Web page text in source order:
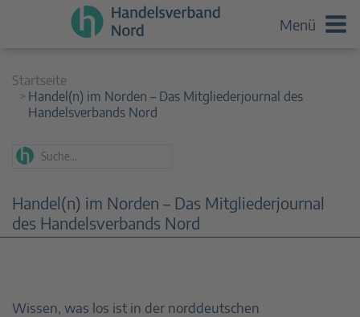
Menü
Startseite
Handel(n) im Norden – Das Mitgliederjournal des
Handelsverbands Nord
Handel(n) im Norden – Das Mitgliederjournal
des Handelsverbands Nord
Wissen, was los ist in der norddeutschen